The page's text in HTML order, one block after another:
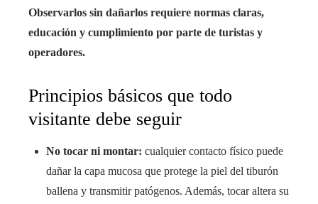
Observarlos sin dañarlos requiere normas claras,
educación y cumplimiento por parte de turistas y
operadores.
Principios básicos que todo
visitante debe seguir
No tocar ni montar: cualquier contacto físico puede
dañar la capa mucosa que protege la piel del tiburón
ballena y transmitir patógenos. Además, tocar altera su